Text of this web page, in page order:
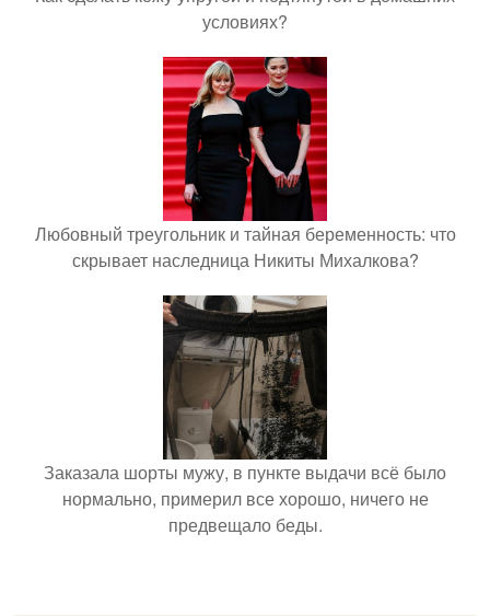
условиях?
Любовный треугольник и тайная беременность: что
скрывает наследница Никиты Михалкова?
Заказала шорты мужу, в пункте выдачи всё было
нормально, примерил все хорошо, ничего не
предвещало беды.